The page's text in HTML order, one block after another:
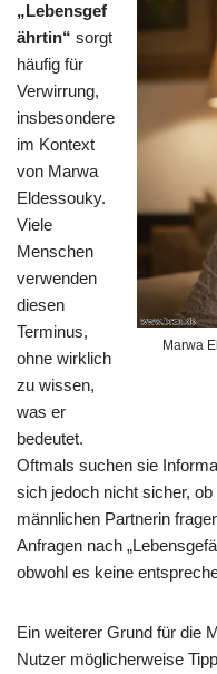
Marwa
„Lebensgef
ährtin“ sorgt
häufig für
Verwirrung,
insbesondere
im Kontext
von Marwa
Eldessouky.
Viele
Menschen
verwenden
diesen
Terminus,
ohne wirklich
zu wissen,
was er
bedeutet.
Oftmals suchen sie
sich jedoch nicht sicher,
männlichen Partnerin
Anfragen nach
obwohl es keine
Ein weiterer Grund für die
Nutzer möglicherweise